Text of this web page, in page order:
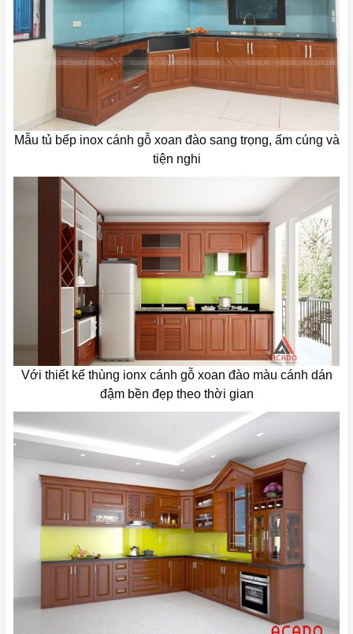
Mẫu tủ bếp inox cánh gỗ xoan đào sang trọng, ấm cúng và
tiện nghi
Với thiết kế thùng ionx cánh gỗ xoan đào màu cánh dán
đậm bền đẹp theo thời gian